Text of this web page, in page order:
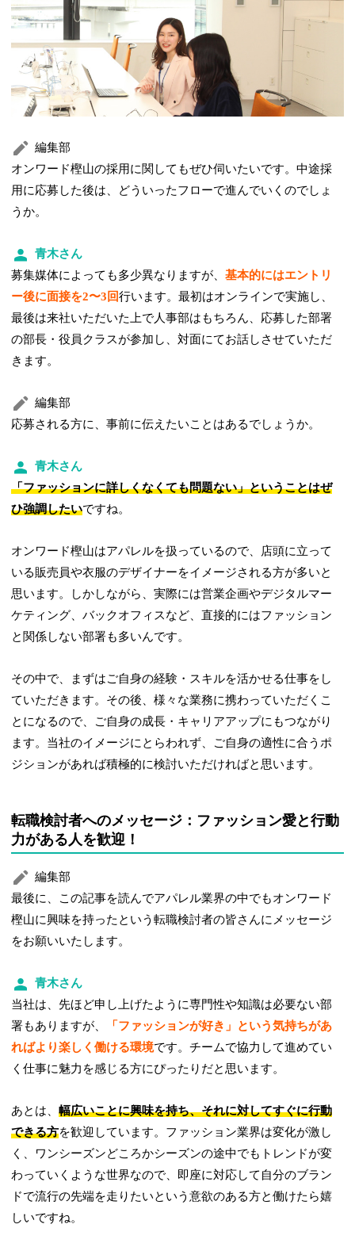
編集部
オンワード樫山の採用に関してもぜひ伺いたいです。中途採
用に応募した後は、どういったフローで進んでいくのでしょ
うか。
青木さん
募集媒体によっても多少異なりますが、基本的にはエントリ
ー後に面接を2〜3回行います。最初はオンラインで実施し、
最後は来社いただいた上で人事部はもちろん、応募した部署
の部長・役員クラスが参加し、対面にてお話しさせていただ
きます。
編集部
応募される方に、事前に伝えたいことはあるでしょうか。
青木さん
「ファッションに詳しくなくても問題ない」ということはぜ
ひ強調したいですね。
オンワード樫山はアパレルを扱っているので、店頭に立って
いる販売員や衣服のデザイナーをイメージされる方が多いと
思います。しかしながら、実際には営業企画やデジタルマー
ケティング、バックオフィスなど、直接的にはファッション
と関係しない部署も多いんです。
その中で、まずはご自身の経験・スキルを活かせる仕事をし
ていただきます。その後、様々な業務に携わっていただくこ
とになるので、ご自身の成長・キャリアアップにもつながり
ます。当社のイメージにとらわれず、ご自身の適性に合うポ
ジションがあれば積極的に検討いただければと思います。
転職検討者へのメッセージ：ファッション愛と行動
力がある人を歓迎！
編集部
最後に、この記事を読んでアパレル業界の中でもオンワード
樫山に興味を持ったという転職検討者の皆さんにメッセージ
をお願いいたします。
青木さん
当社は、先ほど申し上げたように専門性や知識は必要ない部
署もありますが、
「ファッションが好き」という気持ちがあ
ればより楽しく働ける環境です。チームで協力して進めてい
く仕事に魅力を感じる方にぴったりだと思います。
あとは、幅広いことに興味を持ち、それに対してすぐに行動
できる方を歓迎しています。ファッション業界は変化が激し
く、ワンシーズンどころかシーズンの途中でもトレンドが変
わっていくような世界なので、即座に対応して自分のブラン
ドで流行の先端を走りたいという意欲のある方と働けたら嬉
しいですね。